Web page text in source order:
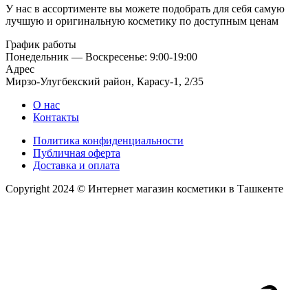
У нас в ассортименте вы можете подобрать для себя самую
лучшую и оригинальную косметику по доступным ценам
График работы
Понедельник — Воскресенье: 9:00-19:00
Адрес
Мирзо-Улугбекский район, Карасу-1, 2/35
О нас
Контакты
Политика конфиденциальности
Публичная оферта
Доставка и оплата
Copyright 2024 © Интернет магазин косметики в Ташкенте